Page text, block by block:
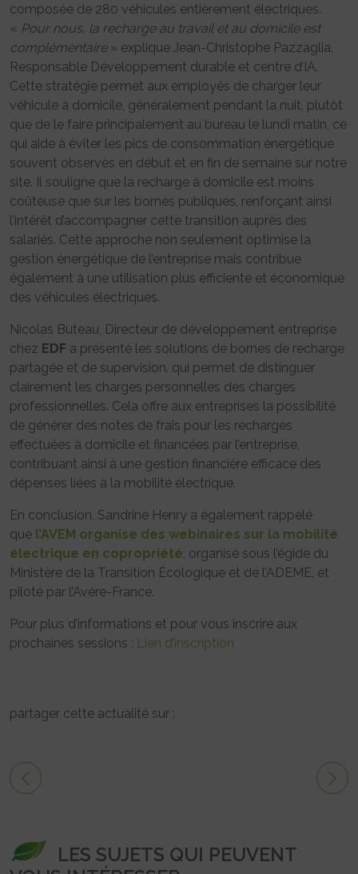
composée de 280 véhicules entièrement électriques.
« Pour nous, la recharge au travail et au domicile est
complémentaire» explique Jean-Christophe Pazzaglia,
Responsable Développement durable et centre d’IA.
Cette stratégie permet aux employés de charger leur
véhicule à domicile, généralement pendant la nuit, plutôt
que de le faire principalement au bureau le lundi matin, ce
qui aide à éviter les pics de consommation énergétique
souvent observés en début et en fin de semaine sur notre
site. Il souligne que la recharge à domicile est moins
coûteuse que sur les bornes publiques, renforçant ainsi
l’intérêt d’accompagner cette transition auprès des
salariés. Cette approche non seulement optimise la
gestion énergétique de l’entreprise mais contribue
également à une utilisation plus efficiente et économique
des véhicules électriques.
Nicolas Buteau, Directeur de développement entreprise
chez EDF a présenté les solutions de bornes de recharge
partagée et de supervision. qui permet de distinguer
clairement les charges personnelles des charges
professionnelles. Cela offre aux entreprises la possibilité
de générer des notes de frais pour les recharges
effectuées à domicile et financées par l’entreprise,
contribuant ainsi à une gestion financière efficace des
dépenses liées à la mobilité électrique.
En conclusion, Sandrine Henry a également rappelé
que l’AVEM organise des webinaires sur la mobilité
électrique en copropriété, organisé sous l’égide du
Ministère de la Transition Écologique et de l’ADEME, et
piloté par l’Avère-France.
Pour plus d’informations et pour vous inscrire aux
prochaines sessions : Lien d’inscription
partager cette actualité sur :
LES SUJETS QUI PEUVENT